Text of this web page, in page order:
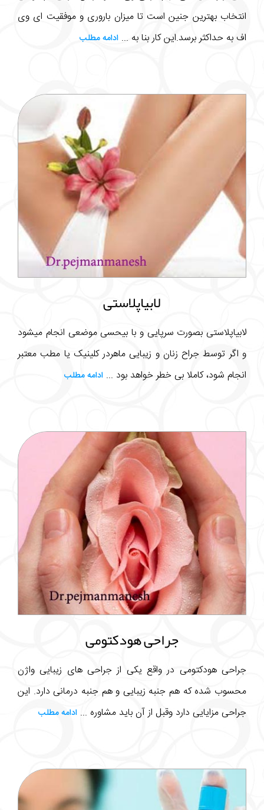
انتخاب بهترین جنین است تا میزان باروری و موفقیت ای وی
اف به حداکثر برسد.این کار بنا به ... ادامه مطلب
لابیاپلاستی
لابیاپلاستی بصورت سرپایی و با بیحسی موضعی انجام میشود
و اگر توسط جراح زنان و زیبایی ماهردر کلینیک یا مطب معتبر
انجام شود، کاملا بی خطر خواهد بود ... ادامه مطلب
جراحی هودکتومی
جراحی هودکتومی در واقع یکی از جراحی های زیبایی واژن
محسوب شده که هم جنبه زیبایی و هم جنبه درمانی دارد. این
جراحی مزایایی دارد وقبل از آن باید مشاوره ... ادامه مطلب